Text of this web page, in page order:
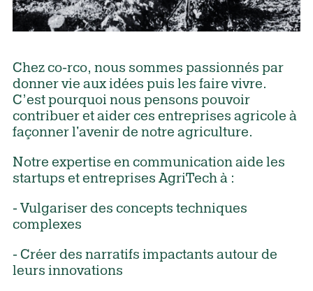
Chez co-rco, nous sommes passionnés par
donner vie aux idées puis les faire vivre.
C’est pourquoi nous pensons pouvoir
contribuer et aider ces entreprises agricole à
façonner l'avenir de notre agriculture.
Notre expertise en communication aide les
startups et entreprises AgriTech à :
- Vulgariser des concepts techniques
complexes
- Créer des narratifs impactants autour de
leurs innovations